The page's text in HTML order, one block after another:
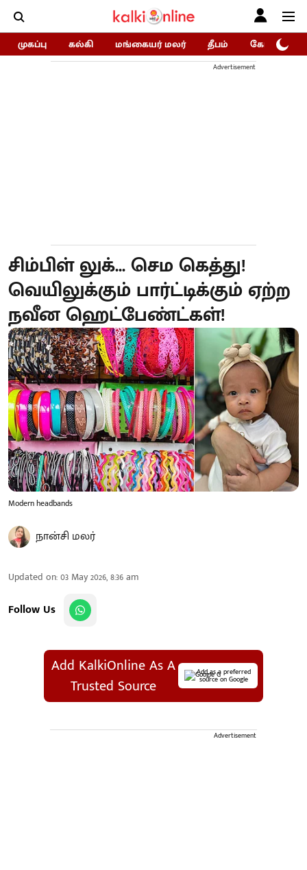
முகப்பு கல்கி மங்கையர் மலர் தீபம் கோகுலம்/
Advertisement
சிம்பிள் லுக்... செம கெத்து!
வெயிலுக்கும் பார்ட்டிக்கும் ஏற்ற
நவீன ஹெட்பேண்ட்கள்!
Modern headbands
நான்சி மலர்
Updated on:03 May 2026, 8:36 am
Follow Us
Add KalkiOnline As A
Trusted Source
Add as a preferred
source on Google
Advertisement